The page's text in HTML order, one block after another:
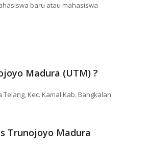
baru atau mahasiswa
Madura (UTM) ?
Kec. Kamal Kab. Bangkalan
Trunojoyo Madura